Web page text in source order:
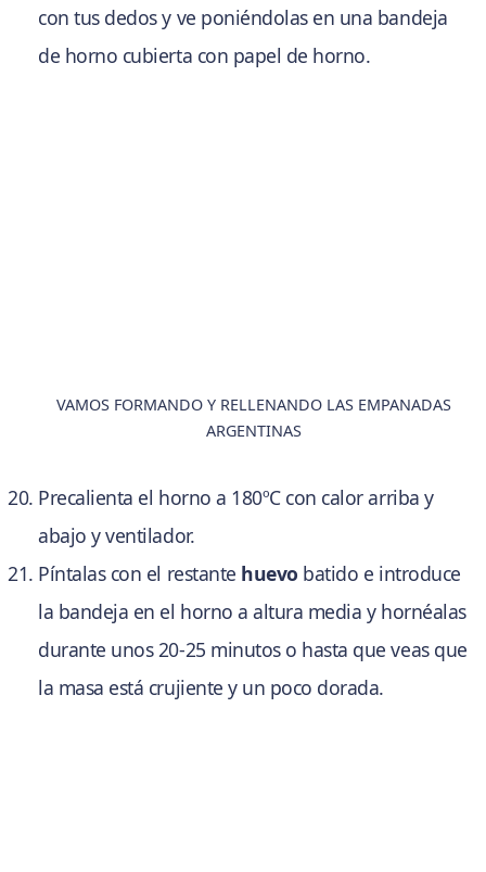
con tus dedos y ve poniéndolas en una bandeja
de horno cubierta con papel de horno.
VAMOS FORMANDO Y RELLENANDO LAS EMPANADAS
ARGENTINAS
Precalienta el horno a 180ºC con calor arriba y
abajo y ventilador.
Píntalas con el restante huevo batido e introduce
la bandeja en el horno a altura media y hornéalas
durante unos 20-25 minutos o hasta que veas que
la masa está crujiente y un poco dorada.